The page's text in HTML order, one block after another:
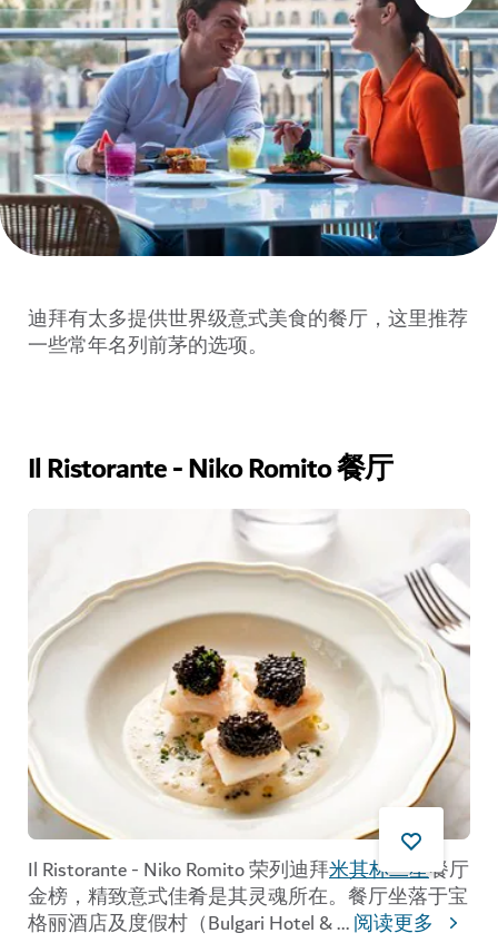
迪拜有太多提供世界级意式美食的餐厅，这里推荐
一些常年名列前茅的选项。
Il Ristorante - Niko Romito 餐厅
Il Ristorante - Niko Romito 荣列迪拜米其林二星餐厅
金榜，精致意式佳肴是其灵魂所在。餐厅坐落于宝
格丽酒店及度假村（Bulgari Hotel &...阅读更多